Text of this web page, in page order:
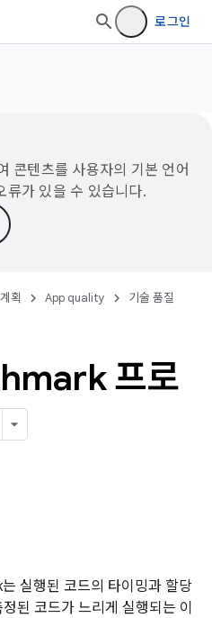
로그인
콘텐츠를 사용자의 기본 언어
류가 있을 수 있습니다.
획 App quality 기술 품질
프로
실행된 코드의 타이밍과 할당
된 코드가 느리게 실행되는 이